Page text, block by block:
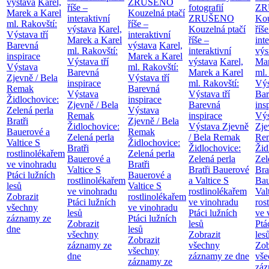
Marek a Karel
ml. Rakovští:
Výstava tří
Barevná
inspirace
Výstava
Zjevně / Bela
Remak
Židlochovice:
Zelená perla
Bratři
Bauerové a
Valtice S
rostlinolékařem
ve vinohradu
Ptáci lužních
lesů
Zobrazit
všechny
záznamy ze
dne
říše –
interaktivní
výstava Karel,
Marek a Karel
ml. Rakovští:
Výstava tří
Barevná
inspirace
Výstava
Zjevně / Bela
Remak
Židlochovice:
Zelená perla
Bratři
Bauerové a
Valtice S
rostlinolékařem
ve vinohradu
Ptáci lužních
lesů
Zobrazit
všechny
záznamy ze
dne
Kouzelná ptačí
říše –
interaktivní
výstava Karel,
Marek a Karel
ml. Rakovští:
Výstava tří
Barevná
inspirace
Výstava
Zjevně / Bela
Remak
Židlochovice:
Zelená perla
Bratři
Bauerové a
Valtice S
rostlinolékařem
ve vinohradu
Ptáci lužních
lesů
Zobrazit
všechny
záznamy ze
fotografií
ZRUŠENO
Kouzelná ptačí
říše –
interaktivní
výstava Karel,
Marek a Karel
ml. Rakovští:
Výstava tří
Barevná
inspirace
Výstava Zjevně
/ Bela Remak
Židlochovice:
Zelená perla
Bratři Bauerové
a Valtice S
rostlinolékařem
ve vinohradu
Ptáci lužních
lesů
Zobrazit
všechny
záznamy ze dne
ml.
ve